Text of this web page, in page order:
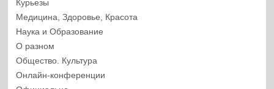
Курьезы
Медицина, Здоровье, Красота
Наука и Образование
О разном
Общество. Культура
Онлайн-конференции